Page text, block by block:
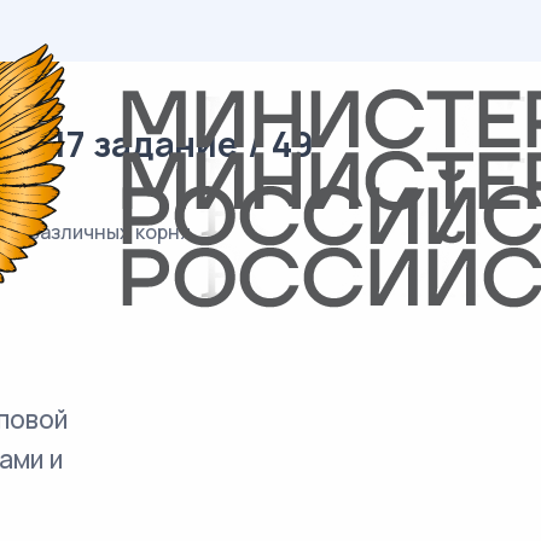
17 задание / 49
различных корня
и